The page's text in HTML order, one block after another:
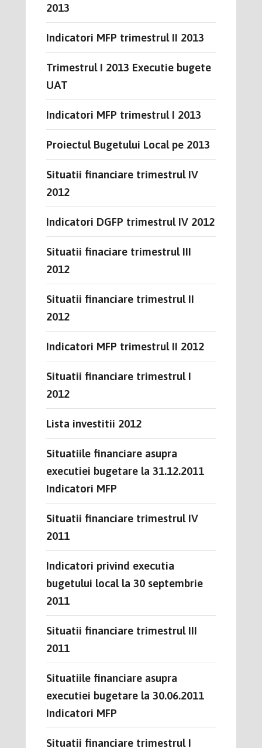
2013
Indicatori MFP trimestrul II 2013
Trimestrul I 2013 Executie bugete
UAT
Indicatori MFP trimestrul I 2013
Proiectul Bugetului Local pe 2013
Situatii financiare trimestrul IV
2012
Indicatori DGFP trimestrul IV 2012
Situatii finaciare trimestrul III
2012
Situatii financiare trimestrul II
2012
Indicatori MFP trimestrul II 2012
Situatii financiare trimestrul I
2012
Lista investitii 2012
Situatiile financiare asupra
executiei bugetare la 31.12.2011
Indicatori MFP
Situatii financiare trimestrul IV
2011
Indicatori privind executia
bugetului local la 30 septembrie
2011
Situatii financiare trimestrul III
2011
Situatiile financiare asupra
executiei bugetare la 30.06.2011
Indicatori MFP
Situatii financiare trimestrul I